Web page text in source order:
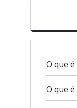
O que
O que